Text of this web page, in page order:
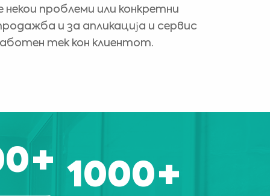
проблеми или конкретни
и за апликација и сервис
тек кон клиентот.
+ 1000+